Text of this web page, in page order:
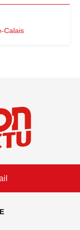
Calais